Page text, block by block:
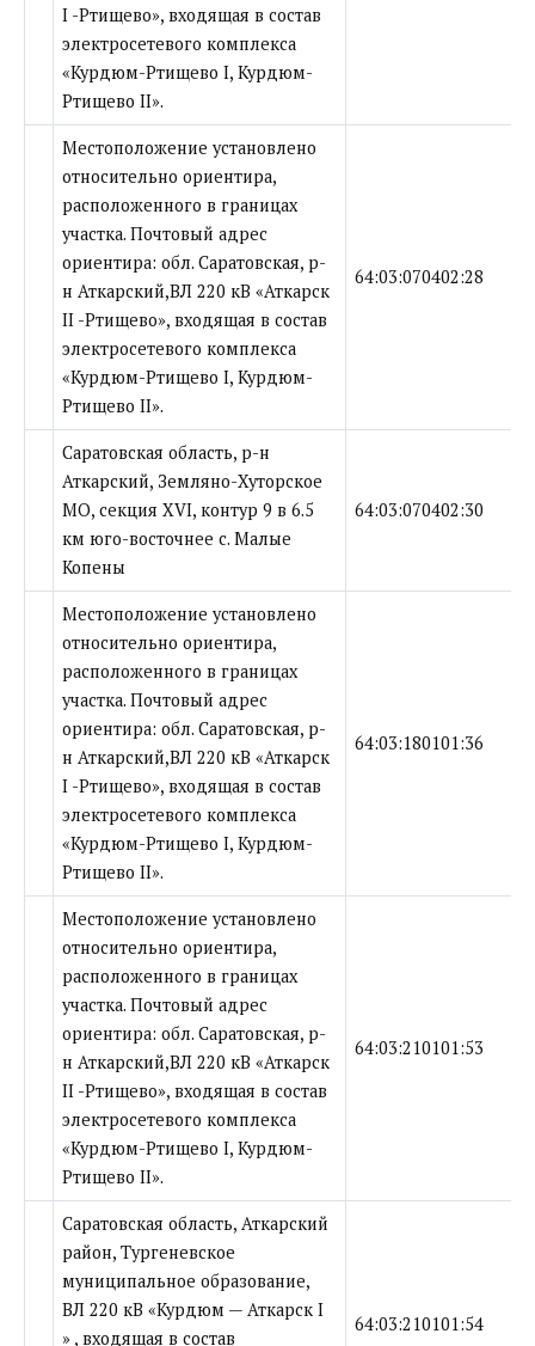
I -Ртищево», входящая в состав
электросетевого комплекса
«Курдюм-Ртищево I, Курдюм-
Ртищево II».
Местоположение установлено
относительно ориентира,
расположенного в границах
участка. Почтовый адрес
ориентира: обл. Саратовская, р-
н Аткарский,ВЛ 220 кВ «Аткарск
II -Ртищево», входящая в состав
электросетевого комплекса
«Курдюм-Ртищево I, Курдюм-
Ртищево II».
64:03:070402:28
Саратовская область, р-н
Аткарский, Земляно-Хуторское
МО, секция XVI, контур 9 в 6.5
км юго-восточнее с. Малые
Копены
64:03:070402:30
Местоположение установлено
относительно ориентира,
расположенного в границах
участка. Почтовый адрес
ориентира: обл. Саратовская, р-
н Аткарский,ВЛ 220 кВ «Аткарск
I -Ртищево», входящая в состав
электросетевого комплекса
«Курдюм-Ртищево I, Курдюм-
Ртищево II».
64:03:180101:36
Местоположение установлено
относительно ориентира,
расположенного в границах
участка. Почтовый адрес
ориентира: обл. Саратовская, р-
н Аткарский,ВЛ 220 кВ «Аткарск
II -Ртищево», входящая в состав
электросетевого комплекса
«Курдюм-Ртищево I, Курдюм-
Ртищево II».
64:03:210101:53
Саратовская область, Аткарский
район, Тургеневское
муниципальное образование,
ВЛ 220 кВ «Курдюм — Аткарск I
» , входящая в состав
64:03:210101:54